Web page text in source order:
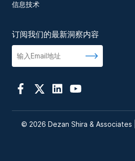
信息技术
订阅我们的最新洞察内容
© 2026 Dezan Shira & Associates |